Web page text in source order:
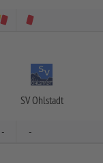
SV Ohlstadt
- -